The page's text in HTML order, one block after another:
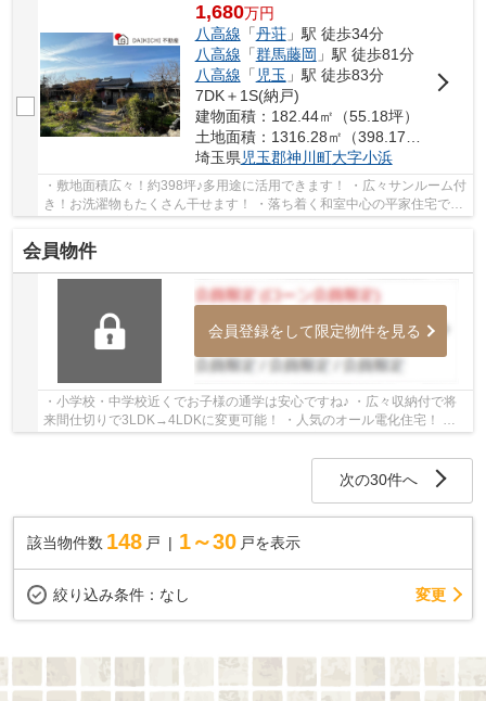
1,680万円
八高線 「丹荘」駅 徒歩34分
八高線 「群馬藤岡 」駅 徒歩81分
八高線 「 児玉 」駅 徒歩83分
7DK＋1S(納戸)
建物面積：182.44㎡（55.18坪）
埼玉県児玉郡神川町大字小浜
・敷地面積広々！約398坪♪多用途に活用できます！ ・広々サンルーム付
き！お洗濯物もたくさん干せます！ ・落ち着く和室中心の平家住宅で、
会員物件
会員登録をして限定物件を見る
・小学校・中学校近くでお子様の通学は安心ですね♪ ・広々収納付で将
来間仕切りで3LDK→4LDKに変更可能！ ・人気のオール電化住宅！ い
つでもお気軽にお声がけください♪ 駅からの送迎...
次の30件へ
該当物件数 148 戸 1～30 戸を表示
絞り込み条件： なし 変更